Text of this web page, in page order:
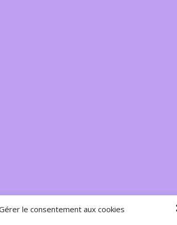
le consentement aux cookies